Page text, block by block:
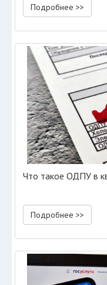
Подробнее >>
Что такое ОДПУ в
Подробнее >>